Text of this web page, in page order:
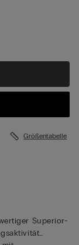
Größentabelle
Superior-